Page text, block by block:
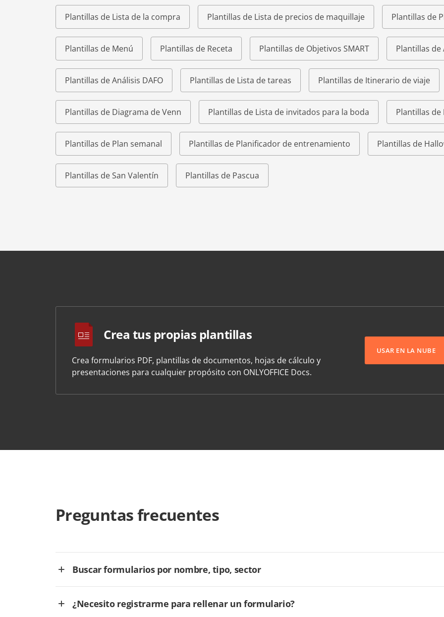
Plantillas de Lista de la compra Plantillas de Lista de precios de maquillaje Plantillas de
Plantillas de Menú Plantillas de Receta Plantillas de Objetivos SMART Plantillas
Plantillas de Análisis DAFO Plantillas de Lista de tareas Plantillas de Itinerario de viaje
Plantillas de Diagrama de Venn Plantillas de Lista de invitados para la boda Plantillas de
Plantillas de Plan semanal Plantillas de Planificador de entrenamiento Plantillas de
Plantillas de San Valentín Plantillas de Pascua
Crea tus propias plantillas
Crea formularios PDF, plantillas de documentos, hojas de cálculo y
presentaciones para cualquier propósito con ONLYOFFICE Docs.
USAR EN LA NUBE
Preguntas frecuentes
Buscar formularios por nombre, tipo, sector
¿Necesito registrarme para rellenar un formulario?